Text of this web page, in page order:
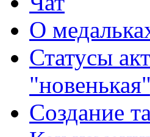
О
Статусы
Создание